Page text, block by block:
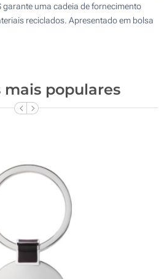
garante uma cadeia de fornecimento
reciclados. Apresentado em bolsa
mais populares